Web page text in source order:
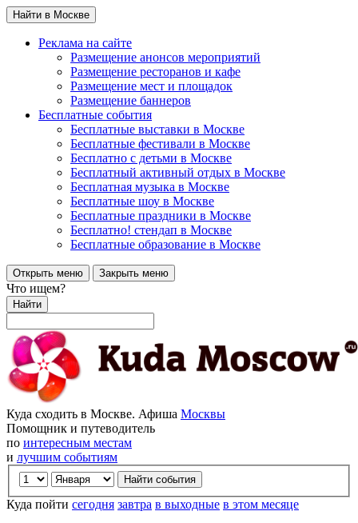
Найти в Москве
Реклама на сайте
Размещение анонсов мероприятий
Размещение ресторанов и кафе
Размещение мест и площадок
Размещение баннеров
Бесплатные события
Бесплатные выставки в Москве
Бесплатные фестивали в Москве
Бесплатно с детьми в Москве
Бесплатный активный отдых в Москве
Бесплатная музыка в Москве
Бесплатные шоу в Москве
Бесплатные праздники в Москве
Бесплатно! стендап в Москве
Бесплатные образование в Москве
Открыть меню Закрыть меню
Что ищем?
Найти
Куда сходить в Москве. Афиша Москвы
Помощник и путеводитель
по интересным местам
и лучшим событиям
Куда пойти сегодня завтра в выходные в этом месяце